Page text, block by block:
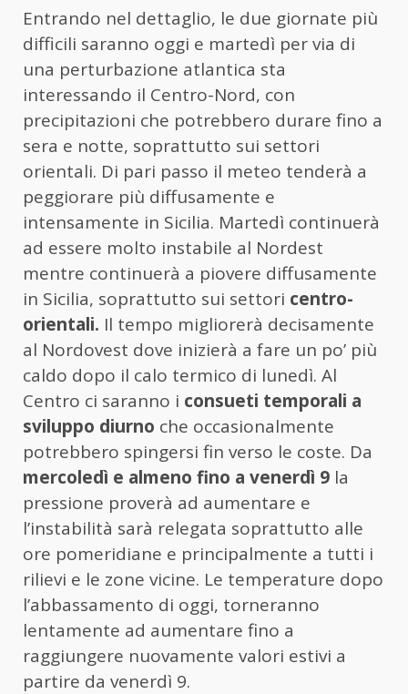
Entrando nel dettaglio, le due giornate più
difficili saranno oggi e martedì per via di
una perturbazione atlantica sta
interessando il Centro-Nord, con
precipitazioni che potrebbero durare fino a
sera e notte, soprattutto sui settori
orientali. Di pari passo il meteo tenderà a
peggiorare più diffusamente e
intensamente in Sicilia. Martedì continuerà
ad essere molto instabile al Nordest
mentre continuerà a piovere diffusamente
in Sicilia, soprattutto sui settori centro-
orientali. Il tempo migliorerà decisamente
al Nordovest dove inizierà a fare un po’ più
caldo dopo il calo termico di lunedì. Al
Centro ci saranno i consueti temporali a
sviluppo diurno che occasionalmente
potrebbero spingersi fin verso le coste. Da
mercoledì e almeno fino a venerdì 9 la
pressione proverà ad aumentare e
l’instabilità sarà relegata soprattutto alle
ore pomeridiane e principalmente a tutti i
rilievi e le zone vicine. Le temperature dopo
l’abbassamento di oggi, torneranno
lentamente ad aumentare fino a
raggiungere nuovamente valori estivi a
partire da venerdì 9.